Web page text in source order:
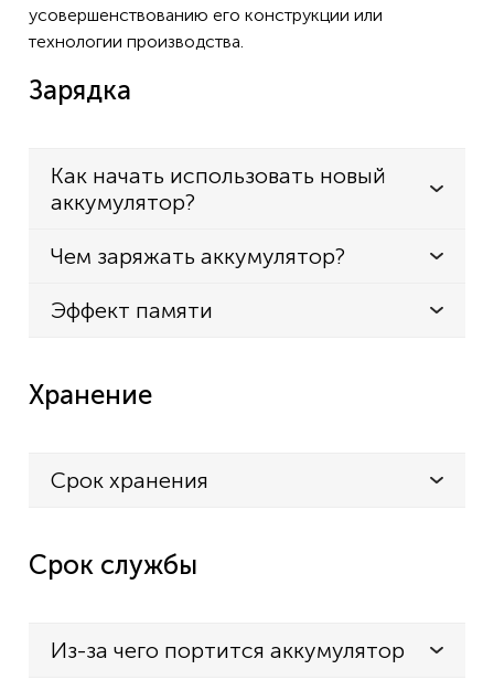
усовершенствованию его конструкции или
технологии производства.
Зарядка
Как начать использовать новый
аккумулятор?
Чем заряжать аккумулятор?
Эффект памяти
Хранение
Срок хранения
Срок службы
Из-за чего портится аккумулятор